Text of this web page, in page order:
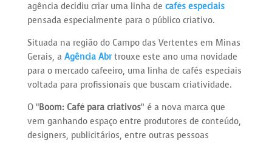
agência decidiu criar uma linha de cafés especiais
pensada especialmente para o público criativo.
Situada na região do Campo das Vertentes em Minas
Gerais, a Agência Abrtrouxe este ano uma novidade
para o mercado cafeeiro, uma linha de cafés especiais
voltada para profissionais que buscam criatividade.
O “Boom: Café para criativos” é a nova marca que
vem ganhando espaço entre produtores de conteúdo,
designers, publicitários, entre outras pessoas